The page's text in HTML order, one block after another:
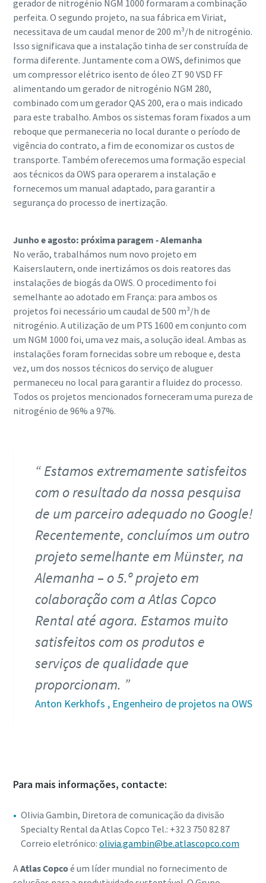
gerador de nitrogénio NGM 1000 formaram a combinação
perfeita. O segundo projeto, na sua fábrica em Viriat,
necessitava de um caudal menor de 200 m³/h de nitrogénio.
Isso significava que a instalação tinha de ser construída de
forma diferente. Juntamente com a OWS, definimos que
um compressor elétrico isento de óleo ZT 90 VSD FF
alimentando um gerador de nitrogénio NGM 280,
combinado com um gerador QAS 200, era o mais indicado
para este trabalho. Ambos os sistemas foram fixados a um
reboque que permaneceria no local durante o período de
vigência do contrato, a fim de economizar os custos de
transporte. Também oferecemos uma formação especial
aos técnicos da OWS para operarem a instalação e
fornecemos um manual adaptado, para garantir a
segurança do processo de inertização.
Junho e agosto: próxima paragem - Alemanha
No verão, trabalhámos num novo projeto em
Kaiserslautern, onde inertizámos os dois reatores das
instalações de biogás da OWS. O procedimento foi
semelhante ao adotado em França: para ambos os
projetos foi necessário um caudal de 500 m³/h de
nitrogénio. A utilização de um PTS 1600 em conjunto com
um NGM 1000 foi, uma vez mais, a solução ideal. Ambas as
instalações foram fornecidas sobre um reboque e, desta
vez, um dos nossos técnicos do serviço de aluguer
permaneceu no local para garantir a fluidez do processo.
Todos os projetos mencionados forneceram uma pureza de
nitrogénio de 96% a 97%.
Estamos extremamente satisfeitos
com o resultado da nossa pesquisa
de um parceiro adequado no Google!
Recentemente, concluímos um outro
projeto semelhante em Münster, na
Alemanha – o 5.º projeto em
colaboração com a Atlas Copco
Rental até agora. Estamos muito
satisfeitos com os produtos e
serviços de qualidade que
proporcionam.
Anton Kerkhofs , Engenheiro de projetos na OWS
Para mais informações, contacte:
Olivia Gambin, Diretora de comunicação da divisão
Specialty Rental da Atlas Copco Tel.: +32 3 750 82 87
Correio eletrónico:olivia.gambin@be.atlascopco.com
AAtlas Copcoé um líder mundial no fornecimento de